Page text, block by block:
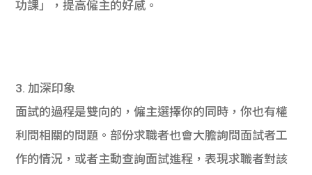
功課」，提高僱主的好感。
3. 加深印象
面試的過程是雙向的，僱主選擇你的同時，你也有權
利問相關的問題。部份求職者也會大膽詢問面試者工
作的情況，或者主動查詢面試進程，表現求職者對該